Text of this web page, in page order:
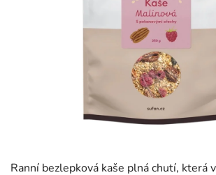
Ranní bezlepková kaše plná chutí, která